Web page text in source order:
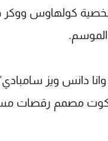
كولهاوس ووكر
الموسم.
دانس ويز سامبادي"
مصمم رقصات